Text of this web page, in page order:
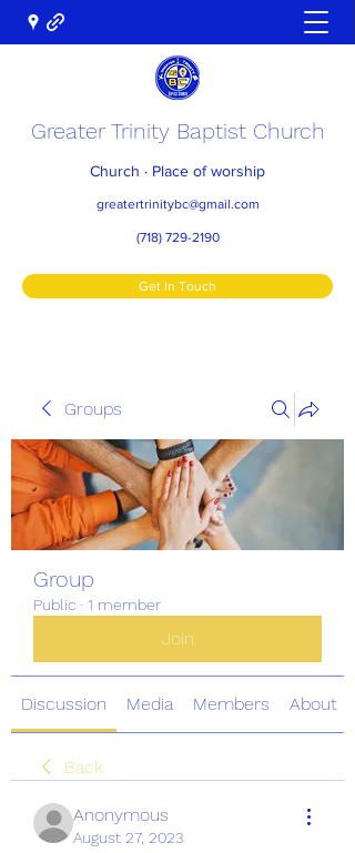
Greater Trinity Baptist Church
Church · Place of worship
greatertrinitybc@gmail.com
(718) 729-2190
Get In Touch
Groups
Group
Public · 1 member
Join
Discussion Media Members About
Back
Anonymous
August 27, 2023